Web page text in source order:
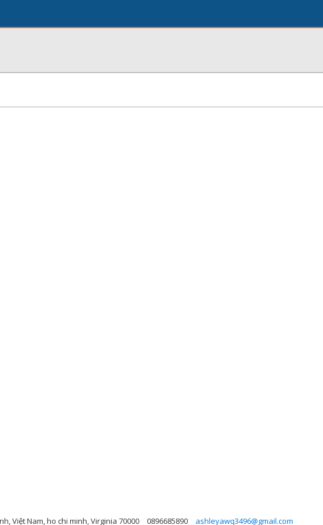
Việt Nam, ho chi minh, Virginia 70000 0896685890 ashleyawq3496@gmail.com